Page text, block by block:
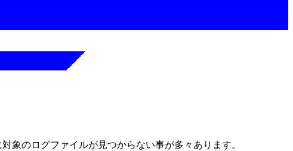
象のログファイルが見つからない事が多々あります。